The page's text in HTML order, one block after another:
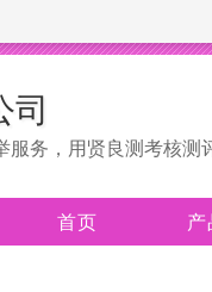
司
服务，用贤良测考核测
首页